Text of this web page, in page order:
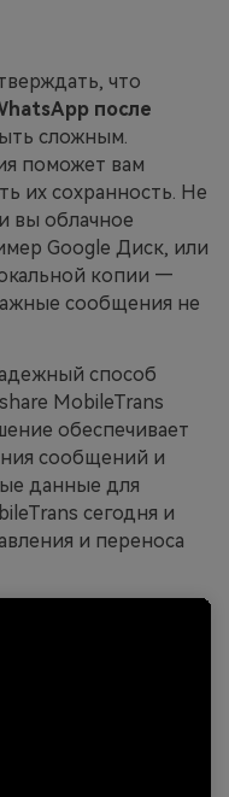
что
после
сложным.
поможет вам
их сохранность. Не
вы облачное
Google Диск, или
копии —
сообщения не
способ
MobileTrans
обеспечивает
сообщений и
данные для
сегодня и
и переноса